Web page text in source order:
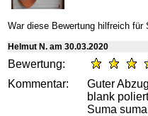
War diese Bewertung hilfreich
Helmut N. am 30.03.2020
Bewertung:
Kommentar:
Guter
blank
Suma